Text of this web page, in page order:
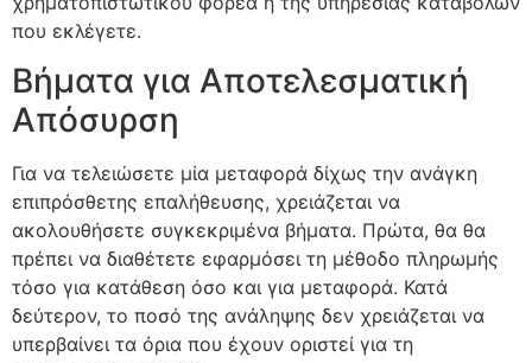
που εκλέγετε.
Βήματα για Αποτελεσματική
Απόσυρση
Για να τελειώσετε μία μεταφορά δίχως την ανάγκη
επιπρόσθετης επαλήθευσης, χρειάζεται να
ακολουθήσετε συγκεκριμένα βήματα. Πρώτα, θα θα
πρέπει να διαθέτετε εφαρμόσει τη μέθοδο πληρωμής
τόσο για κατάθεση όσο και για μεταφορά. Κατά
δεύτερον, το ποσό της ανάληψης δεν χρειάζεται να
υπερβαίνει τα όρια που έχουν οριστεί για τη